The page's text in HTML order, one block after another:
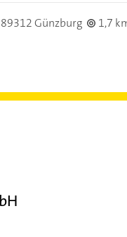
89312 Günzburg
1,7